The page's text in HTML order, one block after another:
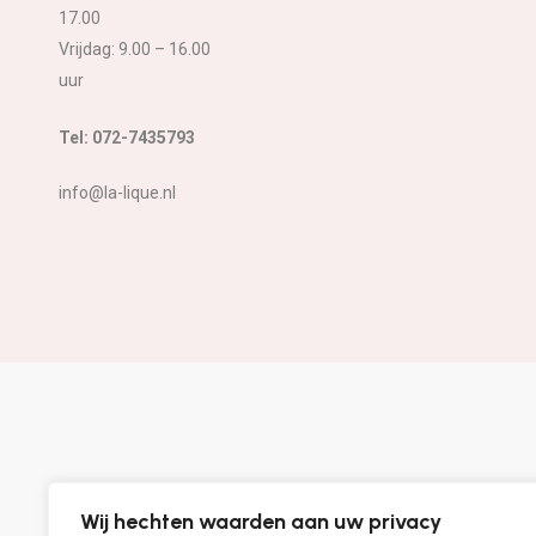
Wij hechten waarden aan uw privacy
17.00
Vrijdag: 9.00 – 16.00
uur
Tel: 072-7435793
info@la-lique.nl